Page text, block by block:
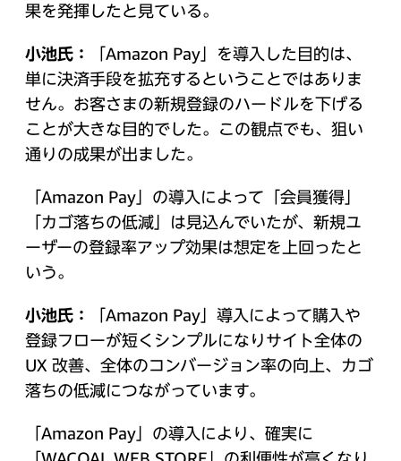
果を発揮したと見ている。
小池氏：
「Amazon Pay」を導入した目的は、
単に決済手段を拡充するということではありま
せん。お客さまの新規登録のハードルを下げる
ことが大きな目的でした。この観点でも、狙い
通りの成果が出ました。
「Amazon Pay」の導入によって「会員獲得」
「カゴ落ちの低減」は見込んでいたが、新規ユ
ーザーの登録率アップ効果は想定を上回ったと
いう。
小池氏：
「Amazon Pay」導入によって購入や
登録フローが短くシンプルになりサイト全体の
UX 改善、全体のコンバージョン率の向上、カゴ
落ちの低減につながっています。
「Amazon Pay」の導入により、確実に